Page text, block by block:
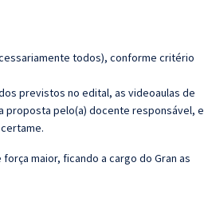
todos), conforme critério
previstos no edital, as videoaulas de
proposta pelo(a) docente responsável, e
maior, ficando a cargo do Gran as